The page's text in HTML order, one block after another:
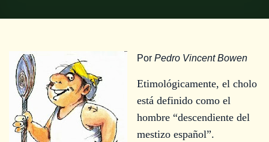
Por Pedro Vincent Bowen
Etimológicamente, el cholo
está definido como el
hombre “descendiente del
mestizo español”.